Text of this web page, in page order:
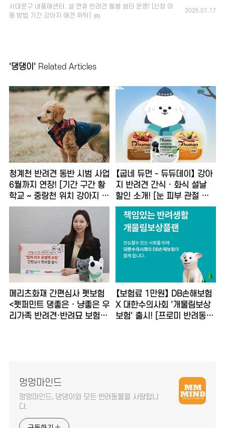
서대문구 내품애센터, 설 연휴 반려견 돌봄 쉼터 운영! [신청 이
용 방법 기간 강아지 애견 위탁]
(0)
2025.01.17
'댕댕이' Related Articles
청계천 반려견 동반 시범 사업
6월까지 연장! [기간 구간 황
학교 ~ 중랑천 위치 강아지 출
입 펫티켓]
【굽네 듀먼 - 듀듀데이】 강아
지 반려견 간식 · 화식 설날
할인 소개! [눈 피부 관절 건
강에 좋은]
메리츠화재 간편심사 펫보험
<펫퍼민트 댕좋은 · 냥좋은 우
리가족 반려견·반려묘 보험>
【보험료 1만원】 DB손해보험
X 대한수의사회 '개물림보상
보험' 출시! [프로미 반려동물
멍멍마인드
멍멍마인드, 댕댕이와 모든 반려동물을 사랑합니
다.